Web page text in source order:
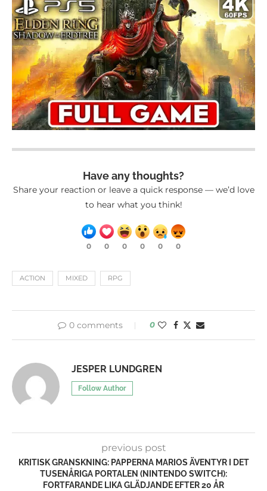
Have any thoughts?
Share your reaction or leave a quick response — we’d love
to hear what you think!
0 0 0 0 0 0
ACTION MIXED RPG
0 comments 0
JESPER LUNDGREN
Follow Author
previous post
KRITISK GRANSKNING: PAPPERNA MARIOS ÄVENTYR I DET
TUSENÅRIGA PORTALEN (NINTENDO SWITCH):
FORTFARANDE LIKA GLÄDJANDE EFTER 20 ÅR